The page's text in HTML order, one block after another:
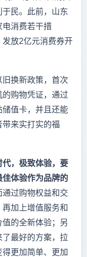
民。此前，山东
电消费若干措
放2亿元消费券开
换新政策，首次
购物凭证，通过
值卡，并且还能
来实打实的福
，极致体验，要
体验作为品牌的
过购物权益和交
加上增值服务和
的全新体验；另
最好的方案，拉
更加简单、更加